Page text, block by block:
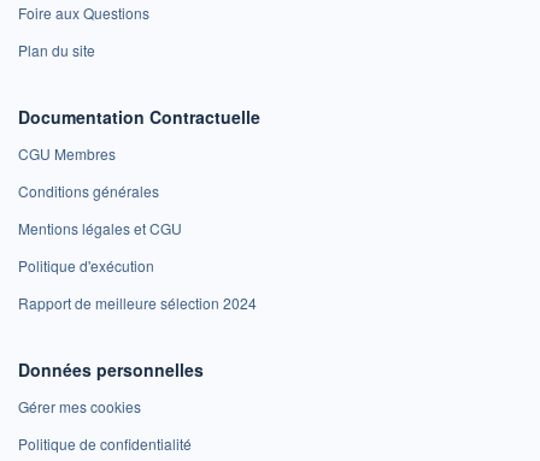
Foire aux Questions
Plan du site
Documentation Contractuelle
CGU Membres
Conditions générales
Mentions légales et CGU
Politique d'exécution
Rapport de meilleure sélection 2024
Données personnelles
Gérer mes cookies
Politique de confidentialité